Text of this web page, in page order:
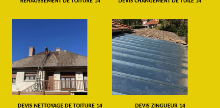
DEVIS NETTOYAGE DE TOITURE 14 DEVIS ZINGUEUR 14